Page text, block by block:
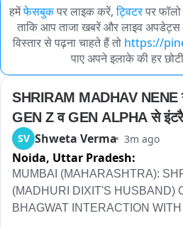
हमेंफेसबुकपर लाइक करें, ट्विटरपर
ताकि आप ताजा खबरें और लाइव
विस्तार से पढ़ना चाहते हैं तो https://
पाए अपने इलाके की हर
SHRIRAM MADHAV
GEN Z व GEN ALPHA से
SV Shweta Verma 3m ago
Noida, Uttar Pradesh:
MUMBAI (MAHARASHTRA):
(MADHURI DIXIT'S HUSBAND)
BHAGWAT INTERACTION